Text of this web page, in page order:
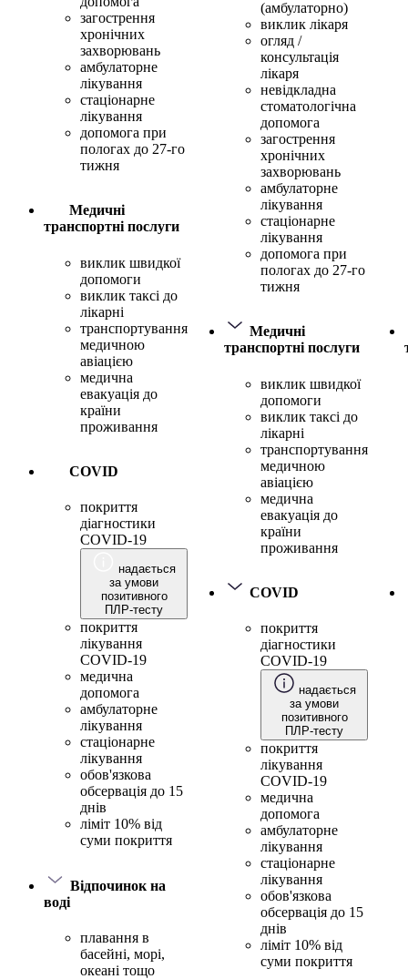
загострення
хронічних
захворювань
амбулаторне
лікування
стаціонарне
лікування
допомога при
пологах до 27-го
тижня
Медичні
транспортні послуги
виклик швидкої
допомоги
виклик таксі до
лікарні
транспортування
медичною
авіацією
медична
евакуація до
країни
проживання
COVID
покриття
діагностики
COVID-19
надається
за умови
позитивного
ПЛР-тесту
покриття
лікування
COVID-19
медична
допомога
амбулаторне
лікування
стаціонарне
лікування
обов'язкова
обсервація до 15
днів
ліміт 10% від
суми покриття
Відпочинок на
воді
плавання в
басейні, морі,
океані тощо
(амбулаторно)
виклик лікаря
огляд /
консультація
лікаря
невідкладна
стоматологічна
допомога
загострення
хронічних
захворювань
амбулаторне
лікування
стаціонарне
лікування
допомога при
пологах до 27-го
тижня
Медичні
транспортні послуги
виклик швидкої
допомоги
виклик таксі до
лікарні
транспортування
медичною
авіацією
медична
евакуація до
країни
проживання
COVID
покриття
діагностики
COVID-19
надається
за умови
позитивного
ПЛР-тесту
покриття
лікування
COVID-19
медична
допомога
амбулаторне
лікування
стаціонарне
лікування
обов'язкова
обсервація до 15
днів
ліміт 10% від
суми покриття